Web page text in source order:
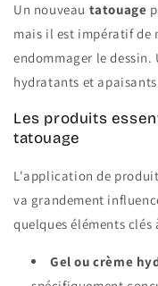
Un nouveau tatouage
mais il est impératif de
endommager le
hydratants et
Les produits
tatouage
L'application de
va grandement
quelques éléments clés
Gel ou crème